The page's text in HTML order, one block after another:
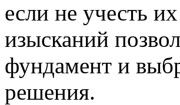
если не учесть
изысканий
фундамент и
решения.